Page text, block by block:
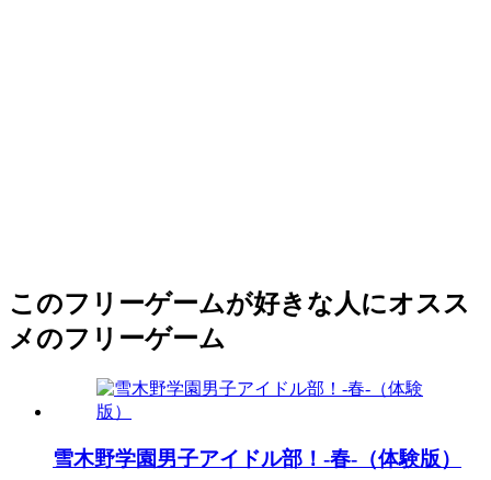
このフリーゲームが好きな人にオスス
メのフリーゲーム
雪木野学園男子アイドル部！-春-（体験版）